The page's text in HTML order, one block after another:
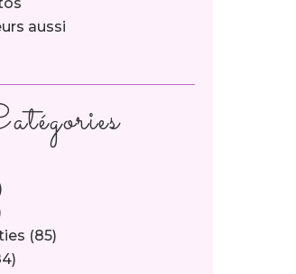
(85)
aussi